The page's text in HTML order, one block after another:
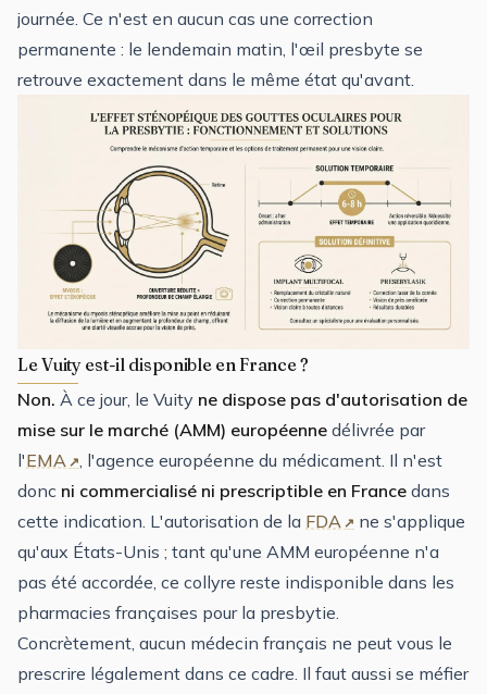
journée. Ce n'est en aucun cas une correction
permanente : le lendemain matin, l'œil presbyte se
retrouve exactement dans le même état qu'avant.
Le Vuity est-il disponible en France ?
Non. À ce jour, le Vuity ne dispose pas d'autorisation de
mise sur le marché (AMM) européenne délivrée par
l'EMA , l'agence européenne du médicament. Il n'est
donc ni commercialisé ni prescriptible en France dans
cette indication. L'autorisation de la FDA
ne s'applique
qu'aux États-Unis ; tant qu'une AMM européenne n'a
pas été accordée, ce collyre reste indisponible dans les
pharmacies françaises pour la presbytie.
Concrètement, aucun médecin français ne peut vous le
prescrire légalement dans ce cadre. Il faut aussi se méfier